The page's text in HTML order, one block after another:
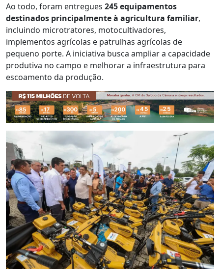
Ao todo, foram entregues 245 equipamentos
destinados principalmente à agricultura familiar,
incluindo microtratores, motocultivadores,
implementos agrícolas e patrulhas agrícolas de
pequeno porte. A iniciativa busca ampliar a capacidade
produtiva no campo e melhorar a infraestrutura para
escoamento da produção.